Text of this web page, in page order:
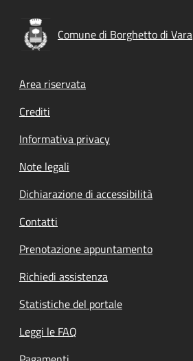
Comune di Borghetto di Vara
Footer menu
Area riservata
Crediti
Informativa privacy
Note legali
Dichiarazione di accessibilità
Contatti
Prenotazione appuntamento
Richiedi assistenza
Statistiche del portale
Leggi le FAQ